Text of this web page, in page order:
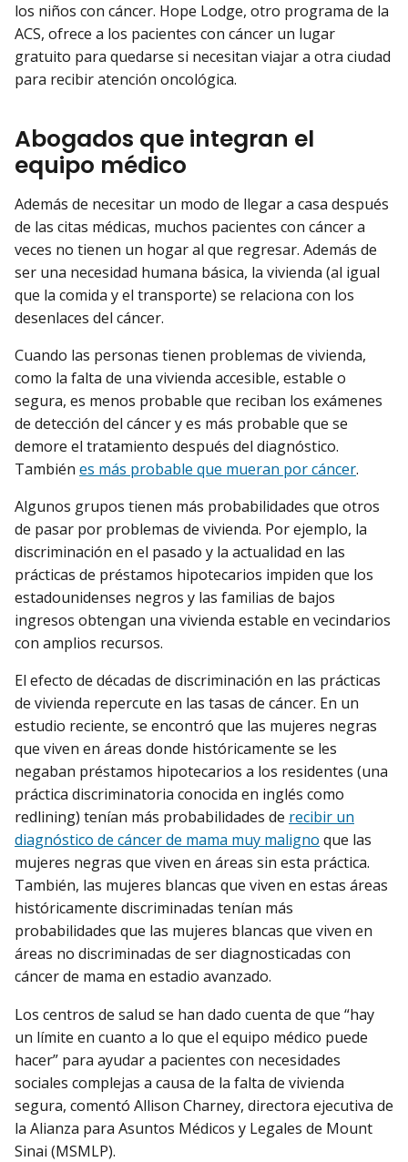
los niños con cáncer. Hope Lodge, otro programa de la
ACS, ofrece a los pacientes con cáncer un lugar
gratuito para quedarse si necesitan viajar a otra ciudad
para recibir atención oncológica.
Abogados que integran el
equipo médico
Además de necesitar un modo de llegar a casa después
de las citas médicas, muchos pacientes con cáncer a
veces no tienen un hogar al que regresar. Además de
ser una necesidad humana básica, la vivienda (al igual
que la comida y el transporte) se relaciona con los
desenlaces del cáncer.
Cuando las personas tienen problemas de vivienda,
como la falta de una vivienda accesible, estable o
segura, es menos probable que reciban los exámenes
de detección del cáncer y es más probable que se
demore el tratamiento después del diagnóstico.
También es más probable que mueran por cáncer.
Algunos grupos tienen más probabilidades que otros
de pasar por problemas de vivienda. Por ejemplo, la
discriminación en el pasado y la actualidad en las
prácticas de préstamos hipotecarios impiden que los
estadounidenses negros y las familias de bajos
ingresos obtengan una vivienda estable en vecindarios
con amplios recursos.
El efecto de décadas de discriminación en las prácticas
de vivienda repercute en las tasas de cáncer. En un
estudio reciente, se encontró que las mujeres negras
que viven en áreas donde históricamente se les
negaban préstamos hipotecarios a los residentes (una
práctica discriminatoria conocida en inglés como
redlining) tenían más probabilidades de recibir un
diagnóstico de cáncer de mama muy maligno que las
mujeres negras que viven en áreas sin esta práctica.
También, las mujeres blancas que viven en estas áreas
históricamente discriminadas tenían más
probabilidades que las mujeres blancas que viven en
áreas no discriminadas de ser diagnosticadas con
cáncer de mama en estadio avanzado.
Los centros de salud se han dado cuenta de que “hay
un límite en cuanto a lo que el equipo médico puede
hacer” para ayudar a pacientes con necesidades
sociales complejas a causa de la falta de vivienda
segura, comentó Allison Charney, directora ejecutiva de
la Alianza para Asuntos Médicos y Legales de Mount
Sinai (MSMLP).